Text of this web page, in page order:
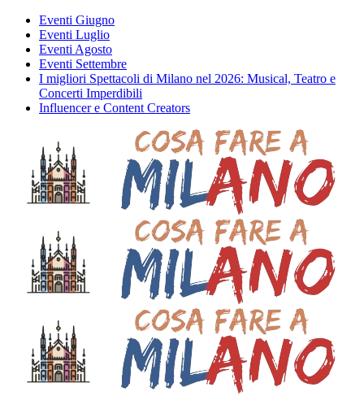
Eventi Giugno
Eventi Luglio
Eventi Agosto
Eventi Settembre
I migliori Spettacoli di Milano nel 2026: Musical, Teatro e
Concerti Imperdibili
Influencer e Content Creators